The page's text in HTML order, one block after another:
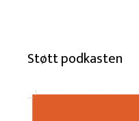
Støtt podkasten